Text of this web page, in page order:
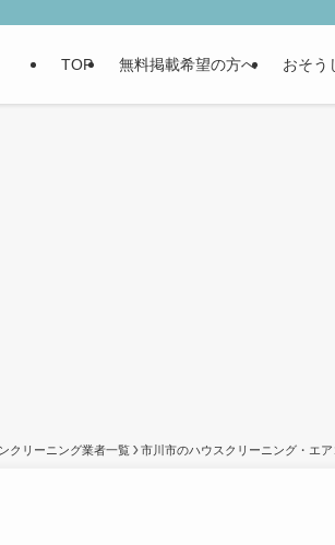
TOP 無料掲載希望の方へ おそう
クリーニング業者一覧 市川市のハウスクリーニング・エ